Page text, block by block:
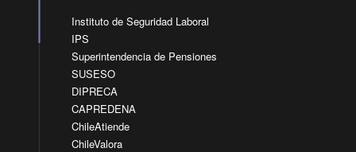
Instituto de Seguridad Laboral
IPS
Superintendencia de Pensiones
SUSESO
DIPRECA
CAPREDENA
ChileAtiende
ChileValora